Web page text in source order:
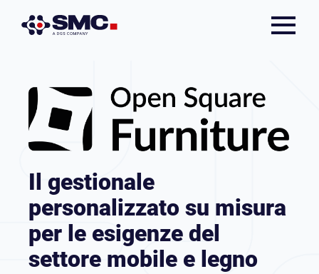
Il gestionale
personalizzato su misura
per le esigenze del
settore mobile e legno